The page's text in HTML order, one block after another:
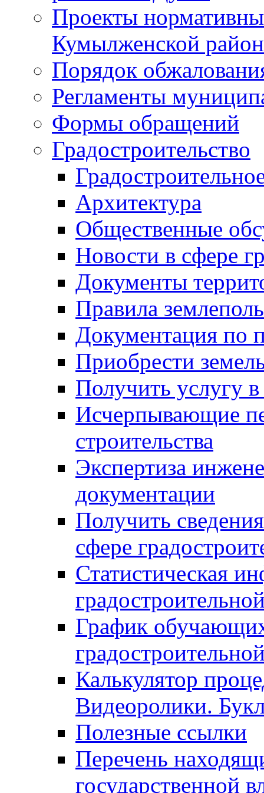
Проекты
Кумылженской
Порядок
Регламенты
Формы обращений
Градостроительство
Архитектура
Общественные
Новости в сфере
Документы
Правила
Документация по
Приобрести
Получить услугу в
Исчерпывающие
строительства
Экспертиза
документации
Получить
сфере
Статистическая
График
Калькулятор
Видеоролики.
Полезные ссылки
Перечень
государственной